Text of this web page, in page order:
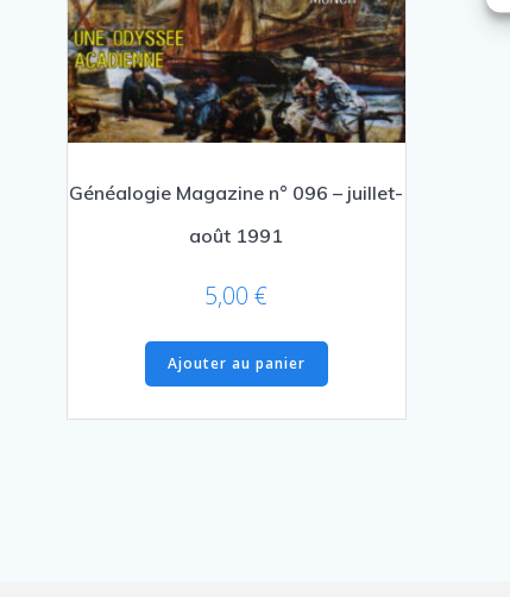
Généalogie Magazine n° 096 – juillet-
août 1991
5,00€
Ajouter au panier